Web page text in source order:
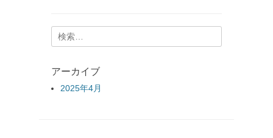
リ
索:
アーカイブ
2025年4月